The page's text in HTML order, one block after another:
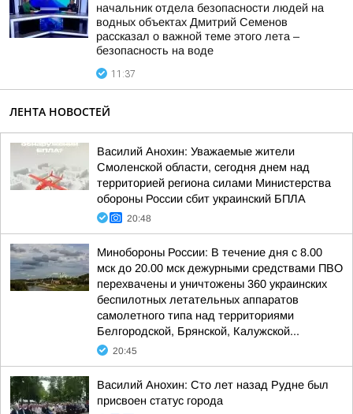
начальник отдела безопасности людей на
водных объектах Дмитрий Семенов
рассказал о важной теме этого лета –
безопасность на воде
11:37
ЛЕНТА НОВОСТЕЙ
Василий Анохин: Уважаемые жители
Смоленской области, сегодня днем над
территорией региона силами Министерства
обороны России сбит украинский БПЛА
20:48
Минобороны России: В течение дня с 8.00
мск до 20.00 мск дежурными средствами ПВО
перехвачены и уничтожены 360 украинских
беспилотных летательных аппаратов
самолетного типа над территориями
Белгородской, Брянской, Калужской...
20:45
Василий Анохин: Сто лет назад Рудне был
присвоен статус города